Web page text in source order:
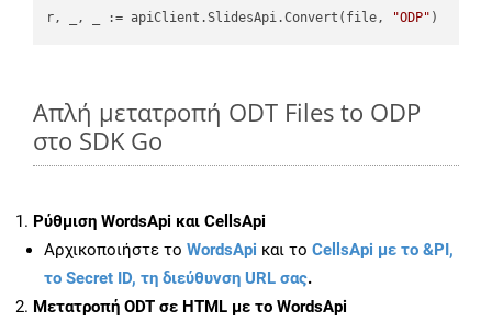
r, _, _ := apiClient.SlidesApi.Convert(file,
"ODP"
Απλή μετατροπή ODT Files to ODP
στο SDK Go
Ρύθμιση WordsApi και CellsApi
Αρχικοποιήστε το WordsApi και το CellsApi με το &PI,
το Secret ID, τη διεύθυνση URL σας.
Μετατροπή ODT σε HTML με το WordsApi